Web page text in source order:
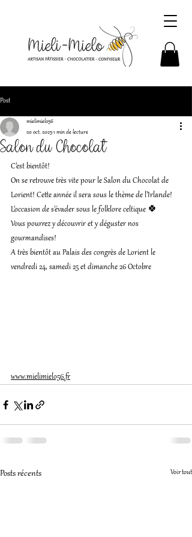
Post
Salon du Chocolat
mielimielo56
20 oct. 20251 min de lecture
C'est bientôt!
On se retrouve très vite pour le Salon du Chocolat de
Lorient! Cette année il sera sous le thème de l'Irlande!
L'occasion de s'évader sous le folklore celtique 🍀
Vous pourrez y découvrir et y déguster nos
gourmandises!
A très bientôt au Palais des congrès de Lorient le
vendredi 24, samedi 25 et dimanche 26 Octobre
www.mielimielo56.fr
Posts récents Voir tout